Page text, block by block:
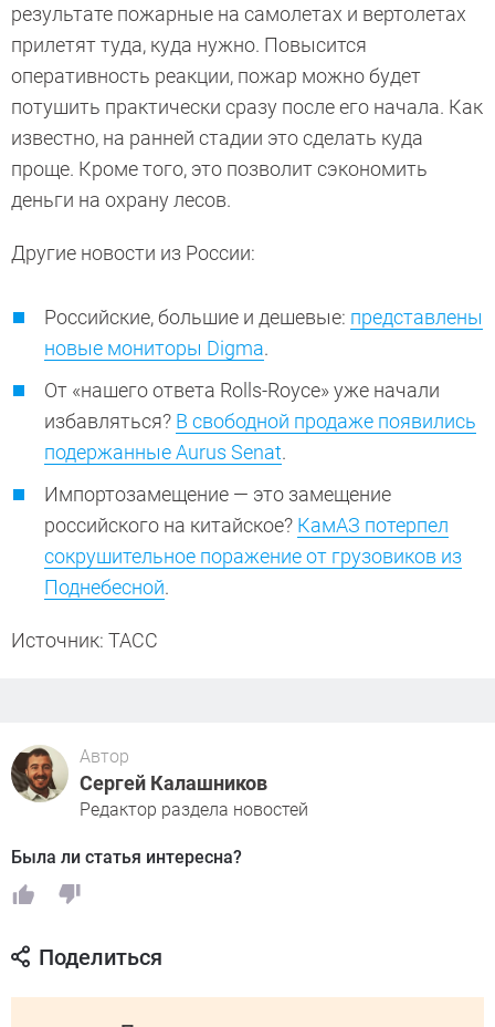
результате пожарные на самолетах и вертолетах
прилетят туда, куда нужно. Повысится
оперативность реакции, пожар можно будет
потушить практически сразу после его начала. Как
известно, на ранней стадии это сделать куда
проще. Кроме того, это позволит сэкономить
деньги на охрану лесов.
Другие новости из России:
Российские, большие и дешевые: представлены
новые мониторы Digma.
От «нашего ответа Rolls-Royce» уже начали
избавляться? В свободной продаже появились
подержанные Aurus Senat.
Импортозамещение — это замещение
российского на китайское? КамАЗ потерпел
сокрушительное поражение от грузовиков из
Поднебесной.
Источник: ТАСС
Автор
Сергей Калашников
Редактор раздела новостей
Была ли статья интересна?
Поделиться